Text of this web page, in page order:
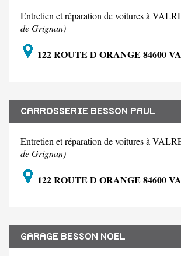
Entretien et réparation de voitures à
de Grignan)
122 ROUTE D ORANGE 84600
CARROSSERIE BESSON PAUL
Entretien et réparation de voitures à
de Grignan)
122 ROUTE D ORANGE 84600
GARAGE BESSON NOEL